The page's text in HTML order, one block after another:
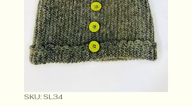
SKU: SL34